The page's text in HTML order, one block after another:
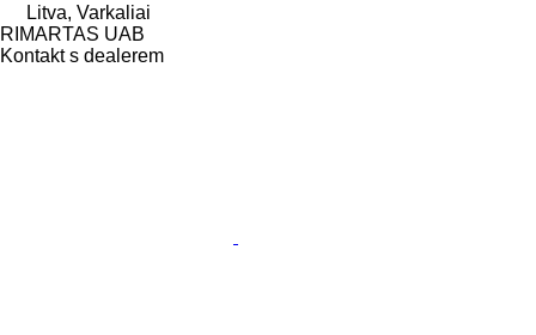
Litva, Varkaliai
RIMARTAS UAB
Kontakt s dealerem